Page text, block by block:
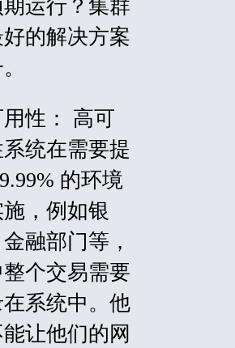
运行？集群
的解决方案
性：
高可
统在需要提
的环境
，例如银
融部门等，
个交易需要
系统中。他
让他们的网